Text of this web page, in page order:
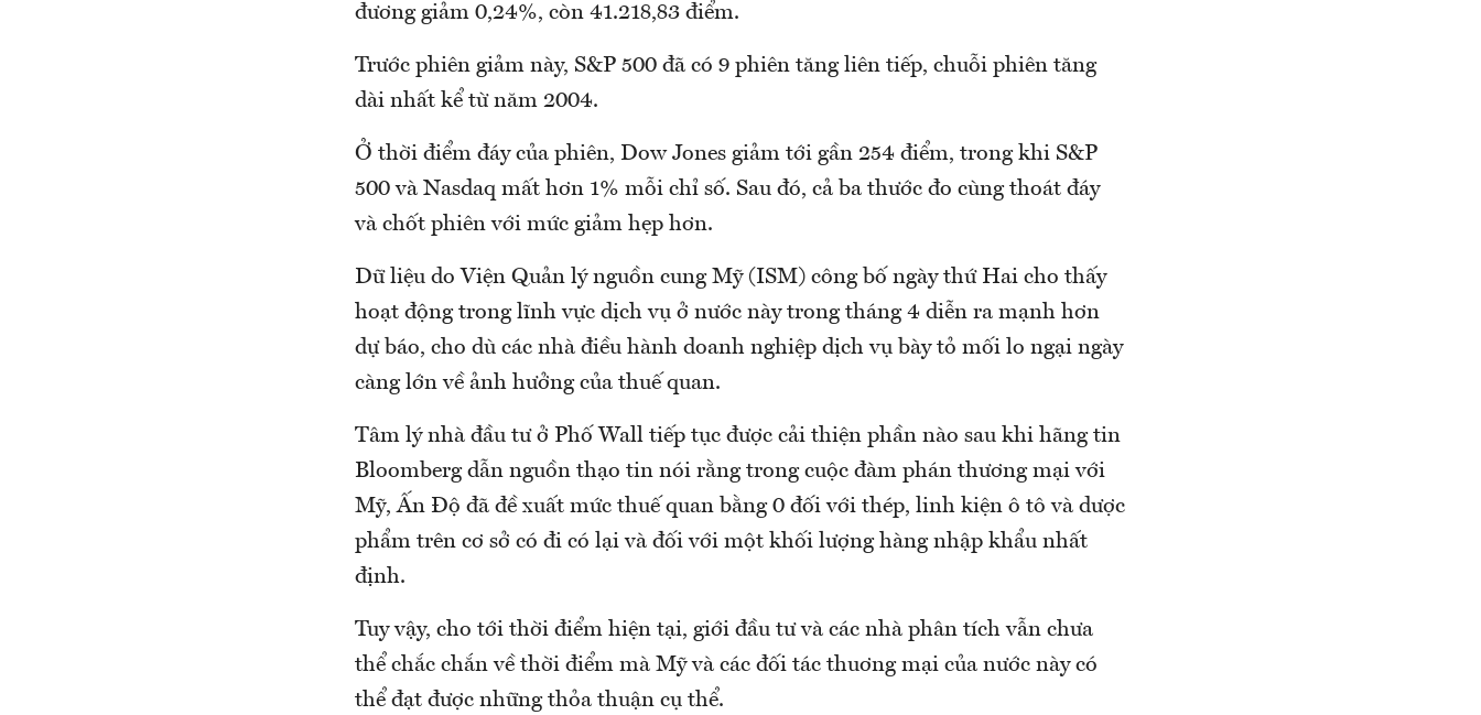
đương giảm 0,24%, còn 41.218,83 điểm.
Trước phiên giảm này, S&P 500 đã có 9 phiên tăng liên tiếp, chuỗi phiên tăng
dài nhất kể từ năm 2004.
Ở thời điểm đáy của phiên, Dow Jones giảm tới gần 254 điểm, trong khi S&P
500 và Nasdaq mất hơn 1% mỗi chỉ số. Sau đó, cả ba thước đo cùng thoát đáy
và chốt phiên với mức giảm hẹp hơn.
Dữ liệu do Viện Quản lý nguồn cung Mỹ (ISM) công bố ngày thứ Hai cho thấy
hoạt động trong lĩnh vực dịch vụ ở nước này trong tháng 4 diễn ra mạnh hơn
dự báo, cho dù các nhà điều hành doanh nghiệp dịch vụ bày tỏ mối lo ngại ngày
càng lớn về ảnh hưởng của thuế quan.
Tâm lý nhà đầu tư ở Phố Wall tiếp tục được cải thiện phần nào sau khi hãng tin
Bloomberg dẫn nguồn thạo tin nói rằng trong cuộc đàm phán thương mại với
Mỹ, Ấn Độ đã đề xuất mức thuế quan bằng 0 đối với thép, linh kiện ô tô và dược
phẩm trên cơ sở có đi có lại và đối với một khối lượng hàng nhập khẩu nhất
định.
Tuy vậy, cho tới thời điểm hiện tại, giới đầu tư và các nhà phân tích vẫn chưa
thể chắc chắn về thời điểm mà Mỹ và các đối tác thuơng mại của nước này có
thể đạt được những thỏa thuận cụ thể.